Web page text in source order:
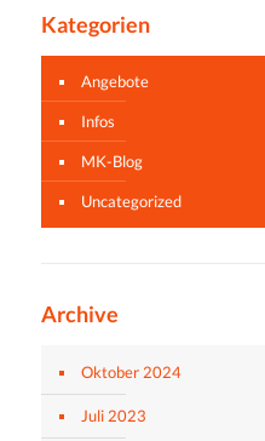
Kategorien
Angebote
Infos
MK-Blog
Uncategorized
Archive
Oktober 2024
Juli 2023